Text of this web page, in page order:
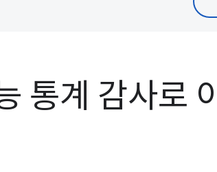
통계 감사로